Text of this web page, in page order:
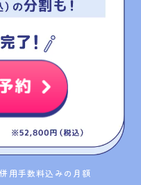
用手数料込みの月額